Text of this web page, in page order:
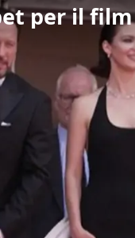
per il